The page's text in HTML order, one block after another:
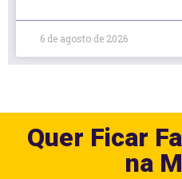
6 de agosto de 2026
Quer Ficar
na